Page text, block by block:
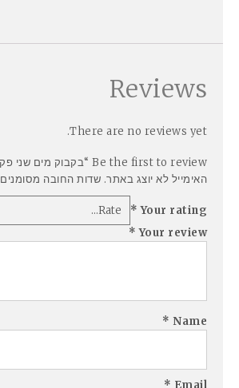
Reviews
There are no reviews yet.
Be the first to review “בקבוק מים שני פקקים”
האימייל לא יוצג באתר. שדות החובה מסומנים
Your rating
*
Your review
*
Name
*